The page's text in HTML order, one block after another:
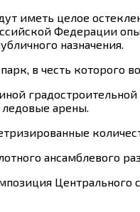
иметь целое
Федерации
назначения.
в честь которого
ледовые арены.
ансамблевого
Центрального